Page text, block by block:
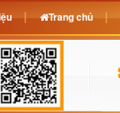
Trang chủ